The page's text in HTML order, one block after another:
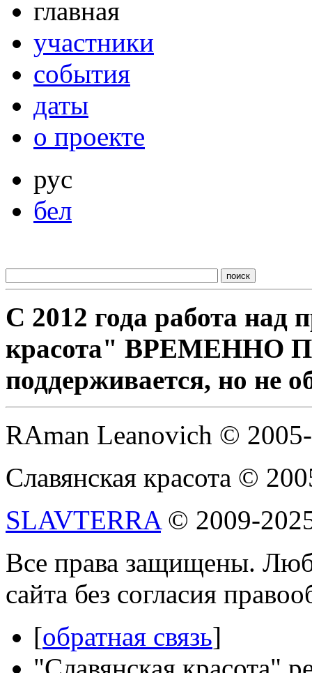
главная
участники
события
даты
о проекте
рус
бел
С 2012 года работа над
красота" ВРЕМЕННО
поддерживается, но не
RAman Leanovich ©
Славянская красота ©
SLAVTERRA© 2009-
Все права защищены.
сайта без согласия
[обратная связь]